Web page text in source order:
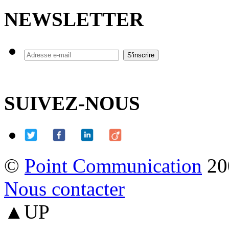
NEWSLETTER
SUIVEZ-NOUS
© Point Communication
Nous contacter
▲UP